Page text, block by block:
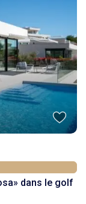
dans le golf